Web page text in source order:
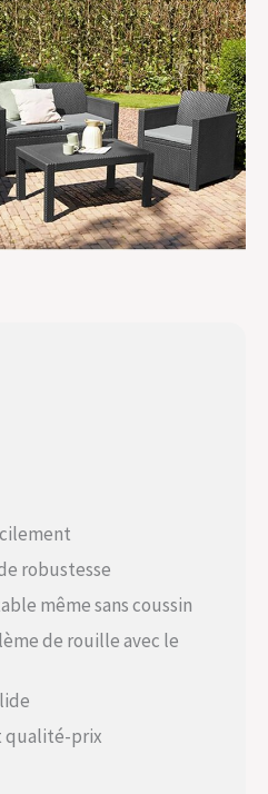
robustesse
même sans coussin
de rouille avec le
qualité-prix